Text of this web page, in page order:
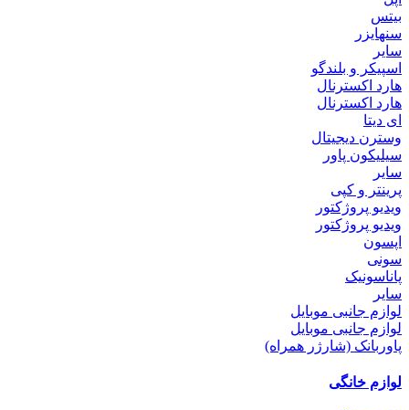
بیتس
سنهایزر
سایر
اسپیکر و بلندگو
هارد اکسترنال
هارد اکسترنال
ای دیتا
وسترن دیجیتال
سیلیکون پاور
سایر
پرینتر و کپی
ویدیو پروژکتور
ویدیو پروژکتور
اپسون
سونی
پاناسونیک
سایر
لوازم جانبی موبایل
لوازم جانبی موبایل
پاوربانک (شارژر همراه)
لوازم خانگی